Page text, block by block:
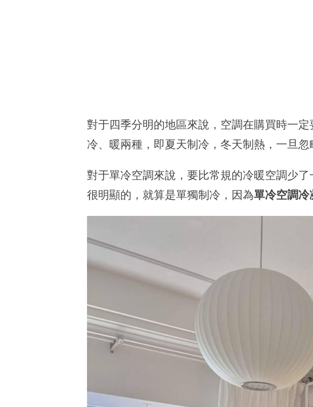
對于四季分明的地區來說，空調在購買時一
冷、暖兩種，即夏天制冷，冬天制熱，一旦忽
對于單冷空調來說，要比常規的冷暖空調少了
很明顯的，就算是單獨制冷，因為單冷空調冷